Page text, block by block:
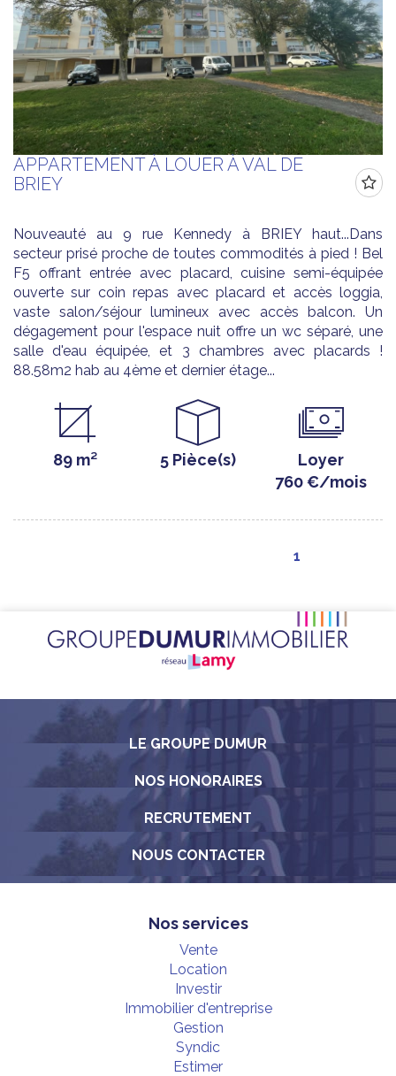
APPARTEMENT À LOUER À VAL DE
BRIEY
Nouveauté au 9 rue Kennedy à BRIEY haut...Dans
secteur prisé proche de toutes commodités à pied ! Bel
F5 offrant entrée avec placard, cuisine semi-équipée
ouverte sur coin repas avec placard et accès loggia,
vaste salon/séjour lumineux avec accès balcon. Un
dégagement pour l'espace nuit offre un wc séparé, une
salle d'eau équipée, et 3 chambres avec placards !
88.58m2 hab au 4ème et dernier étage...
89 m² 5 Pièce(s)
Loyer
760 €/mois
1
LE GROUPE DUMUR
NOS HONORAIRES
RECRUTEMENT
NOUS CONTACTER
Nos services
Vente
Location
Investir
Immobilier d'entreprise
Gestion
Syndic
Estimer